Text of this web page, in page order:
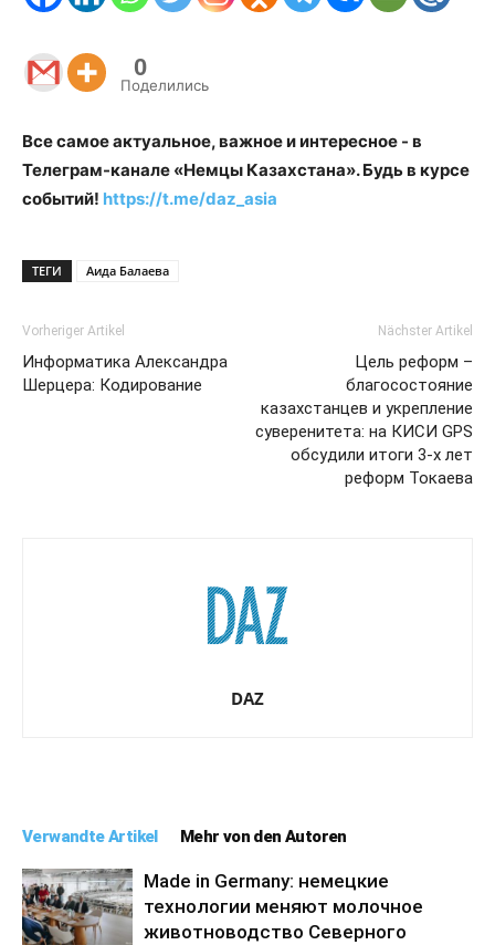
0
Поделились
Все самое актуальное, важное и интересное - в
Телеграм-канале «Немцы Казахстана». Будь в курсе
событий! https://t.me/daz_asia
ТЕГИ Аида Балаева
Vorheriger Artikel
Информатика Александра
Шерцера: Кодирование
Nächster Artikel
Цель реформ –
благосостояние
казахстанцев и укрепление
суверенитета: на КИСИ GPS
обсудили итоги 3-х лет
реформ Токаева
DAZ
Verwandte Artikel Mehr von den Autoren
Made in Germany: немецкие
технологии меняют молочное
животноводство Северного